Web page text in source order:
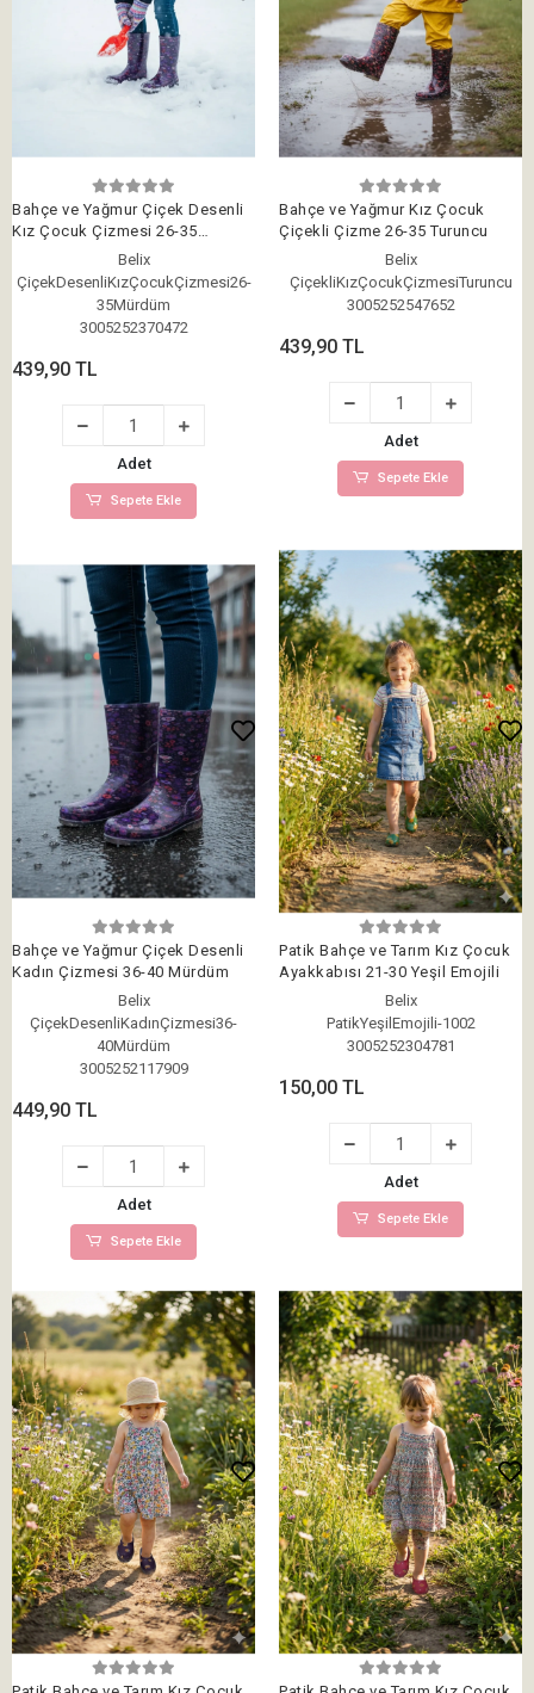
Bahçe ve Yağmur Çiçek Desenli
Kız Çocuk Çizmesi 26-35
Belix
ÇiçekDesenliKızÇocukÇizmesi26-
35Mürdüm
3005252370472
439,90 TL
Adet
Sepete Ekle
Bahçe ve Yağmur Kız Çocuk
Çiçekli Çizme 26-35 Turuncu
Belix
ÇiçekliKızÇocukÇizmesiTuruncu
3005252547652
439,90 TL
Adet
Sepete Ekle
Bahçe ve Yağmur Çiçek Desenli
Kadın Çizmesi 36-40 Mürdüm
Belix
ÇiçekDesenliKadınÇizmesi36-
40Mürdüm
3005252117909
449,90 TL
Adet
Sepete Ekle
Patik Bahçe ve Tarım Kız Çocuk
Ayakkabısı 21-30 Yeşil Emojili
Belix
PatikYeşilEmojili-1002
3005252304781
150,00 TL
Adet
Sepete Ekle